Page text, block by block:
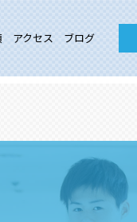
アクセス ブログ